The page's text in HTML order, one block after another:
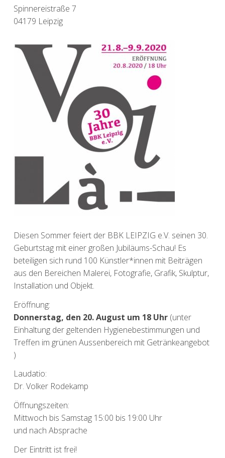
Spinnereistraße 7
04179 Leipzig
Diesen Sommer feiert der BBK LEIPZIG e.V. seinen 30.
Geburtstag mit einer großen Jubiläums-Schau! Es
beteiligen sich rund 100 Künstler*innen mit Beiträgen
aus den Bereichen Malerei, Fotografie, Grafik, Skulptur,
Installation und Objekt.
Eröffnung:
Donnerstag, den 20. August um 18 Uhr(unter
Einhaltung der geltenden Hygienebestimmungen und
Treffen im grünen Aussenbereich mit Getränkeangebot
)
Laudatio:
Dr. Volker Rodekamp
Öffnungszeiten:
Mittwoch bis Samstag 15:00 bis 19:00 Uhr
und nach Absprache
Der Eintritt ist frei!